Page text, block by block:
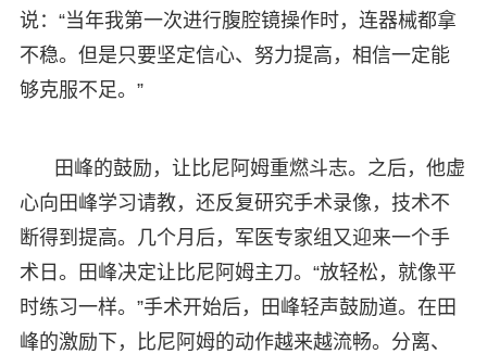
说：“当年我第一次进行腹腔镜操作时，连器械都拿
不稳。但是只要坚定信心、努力提高，相信一定能
够克服不足。”
田峰的鼓励，让比尼阿姆重燃斗志。之后，他虚
心向田峰学习请教，还反复研究手术录像，技术不
断得到提高。几个月后，军医专家组又迎来一个手
术日。田峰决定让比尼阿姆主刀。“放轻松，就像平
时练习一样。”手术开始后，田峰轻声鼓励道。在田
峰的激励下，比尼阿姆的动作越来越流畅。分离、